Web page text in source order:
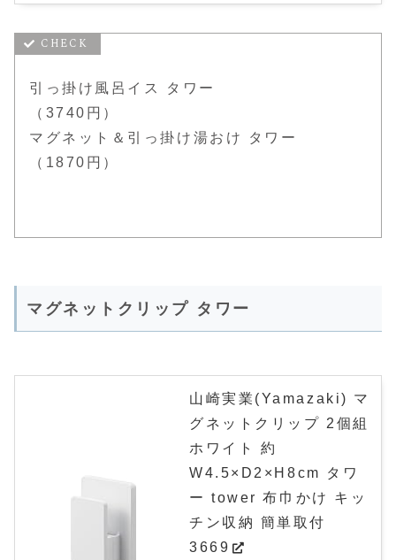
引っ掛け風呂イス タワー
（3740円）
マグネット＆引っ掛け湯おけ タワー
（1870円）
マグネットクリップ タワー
山崎実業(Yamazaki) マ
グネットクリップ 2個組
ホワイト 約
W4.5×D2×H8cm タワ
ー tower 布巾かけ キッ
チン収納 簡単取付
3669